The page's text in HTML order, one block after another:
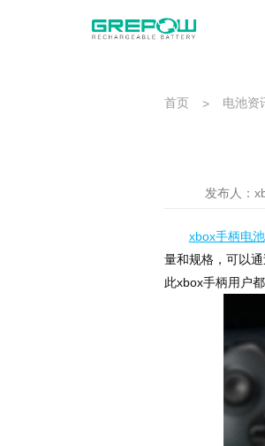
首页 > 电池资
发布人：
xbox手柄电池
量和规格，可以
此xbox手柄用户